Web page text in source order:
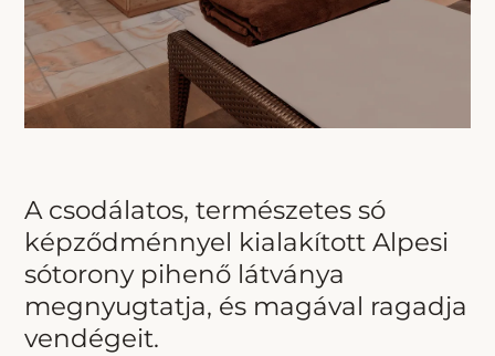
A csodálatos, természetes só
képződménnyel kialakított Alpesi
sótorony pihenő látványa
megnyugtatja, és magával ragadja
vendégeit.